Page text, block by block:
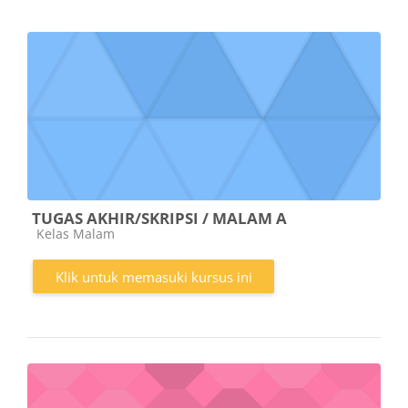
TUGAS AKHIR/SKRIPSI / MALAM A
Kategori kursus
Kelas Malam
Klik untuk memasuki kursus ini